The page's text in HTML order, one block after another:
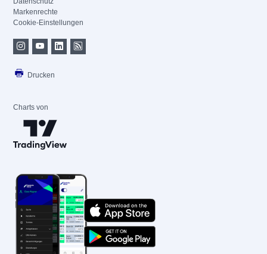
Markenrechte
Cookie-Einstellungen
Drucken
Charts von